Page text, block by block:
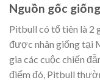
Nguồn gốc
Pitbull có tổ tiên là 2
được nhân giống tại
gia các cuộc chiến
điểm đó, Pitbull